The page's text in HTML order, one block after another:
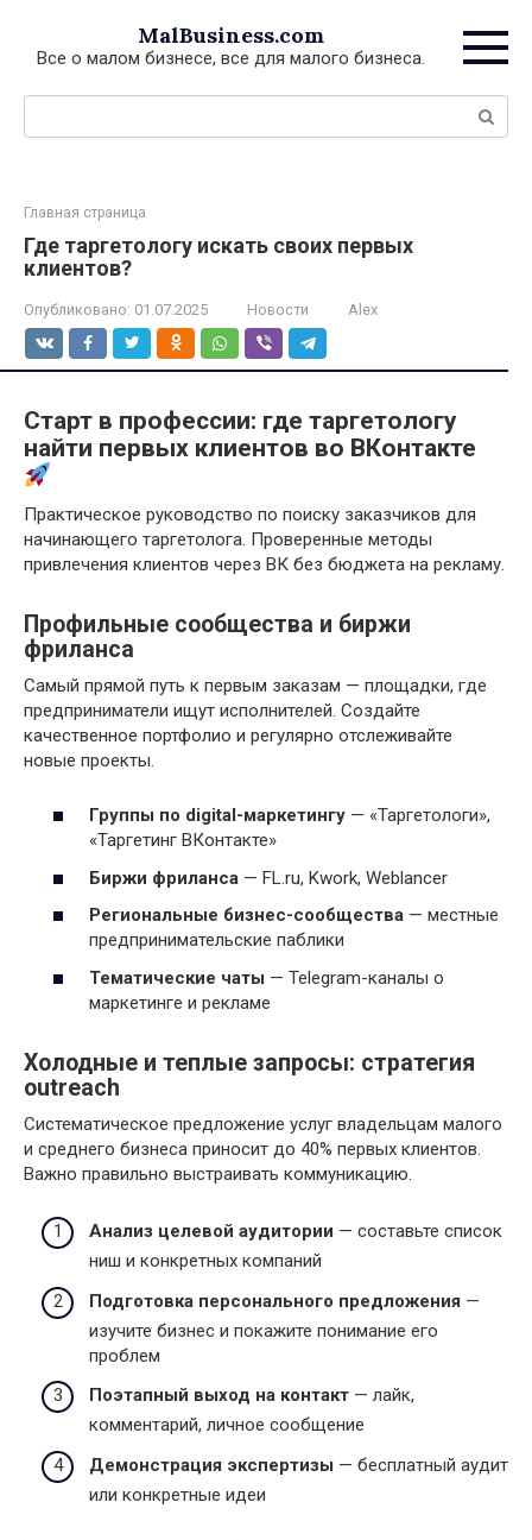
контенту
MalBusiness.com
Все о малом бизнесе, все для малого бизнеса.
Поиск:
Главная страница
Где таргетологу искать своих первых
клиентов?
Опубликовано: 01.07.2025 Новости Alex
Старт в профессии: где таргетологу
найти первых клиентов во ВКонтакте
Практическое руководство по поиску заказчиков для
начинающего таргетолога. Проверенные методы
привлечения клиентов через ВК без бюджета на рекламу.
Профильные сообщества и биржи
фриланса
Самый прямой путь к первым заказам — площадки, где
предприниматели ищут исполнителей. Создайте
качественное портфолио и регулярно отслеживайте
новые проекты.
Группы по digital-маркетингу — «Таргетологи»,
«Таргетинг ВКонтакте»
Биржи фриланса — FL.ru, Kwork, Weblancer
Региональные бизнес-сообщества — местные
предпринимательские паблики
Тематические чаты — Telegram-каналы о
маркетинге и рекламе
Холодные и теплые запросы: стратегия
outreach
Систематическое предложение услуг владельцам малого
и среднего бизнеса приносит до 40% первых клиентов.
Важно правильно выстраивать коммуникацию.
Анализ целевой аудитории — составьте список
ниш и конкретных компаний
Подготовка персонального предложения —
изучите бизнес и покажите понимание его
проблем
Поэтапный выход на контакт — лайк,
комментарий, личное сообщение
Демонстрация экспертизы — бесплатный аудит
или конкретные идеи